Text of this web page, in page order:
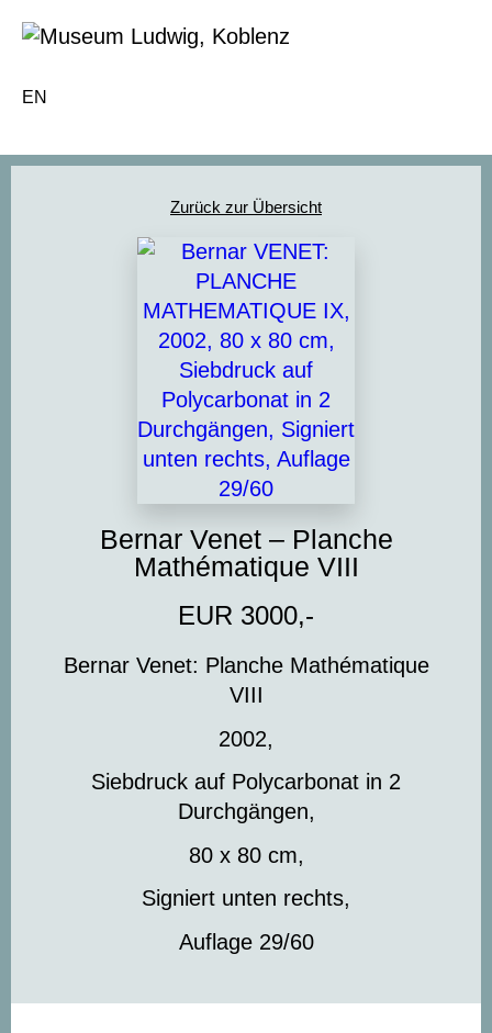
EN
Zurück zur Übersicht
Bernar Venet – Planche
Mathématique VIII
EUR 3000,-
Bernar Venet: Planche Mathématique
VIII
2002,
Siebdruck auf Polycarbonat in 2
Durchgängen,
80 x 80 cm,
Signiert unten rechts,
Auflage 29/60